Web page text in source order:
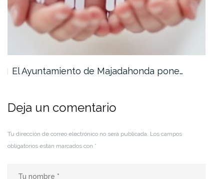
El Ayuntamiento de Majadahonda pone…
Deja un comentario
Tu dirección de correo electrónico no será publicada. Los campos
obligatorios están marcados con *